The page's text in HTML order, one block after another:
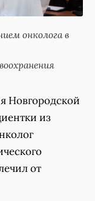
онколога в
Новгородской
из
от